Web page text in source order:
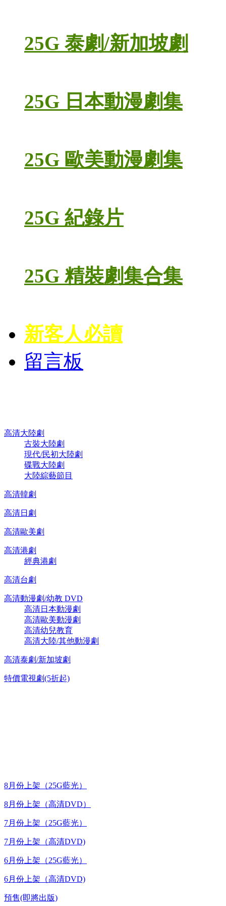
25G 泰劇/新加坡劇
25G 日本動漫劇集
25G 歐美動漫劇集
25G 紀錄片
25G 精裝劇集合集
新客人必讀
留言板
高清大陸劇
古裝大陸劇
現代/民初大陸劇
碟戰大陸劇
大陸綜藝節目
高清韓劇
高清日劇
高清歐美劇
高清港劇
經典港劇
高清台劇
高清動漫劇/幼教 DVD
高清日本動漫劇
高清歐美動漫劇
高清幼兒教育
高清大陸/其他動漫劇
高清泰劇/新加坡劇
特價電視劇(5折起)
8月份上架（25G藍光）
8月份上架（高清DVD）
7月份上架（25G藍光）
7月份上架（高清DVD)
6月份上架（25G藍光）
6月份上架（高清DVD)
預售(即將出版)